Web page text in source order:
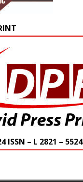
ISSN – L 2821 – 5524